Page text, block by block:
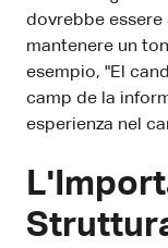
dovrebbe
mantenere un
esempio, "El
camp de la
esperienza nel